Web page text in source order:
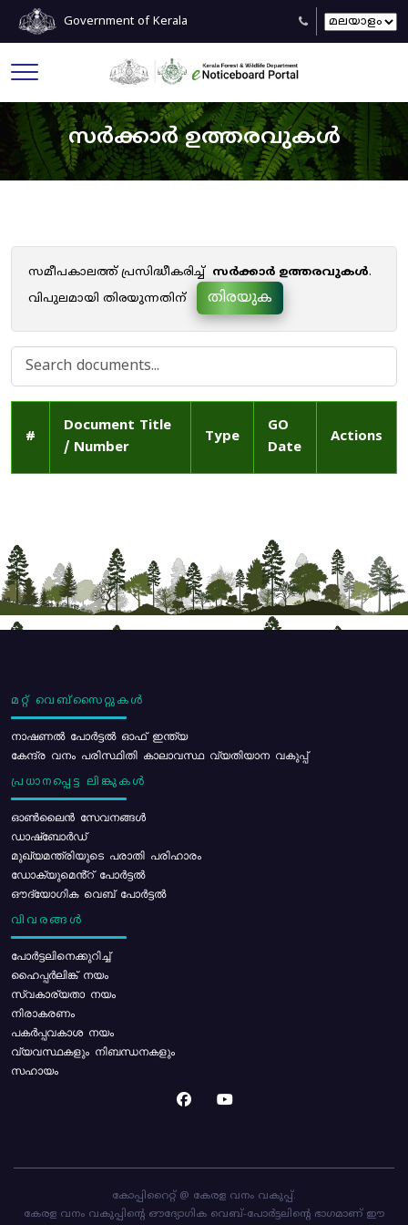
Government of Kerala
സർക്കാർ ഉത്തരവുകൾ
സമീപകാലത്ത് പ്രസിദ്ധീകരിച്ച് സർക്കാർ ഉത്തരവുകൾ.
വിപുലമായി തിരയുന്നതിന്
തിരയുക
#
Document Title
/ Number
Type
GO
Date
Actions
മറ്റ് വെബ്സൈറ്റുകൾ
നാഷണൽ പോർട്ടൽ ഓഫ് ഇന്ത്യ
കേന്ദ്ര വനം പരിസ്ഥിതി കാലാവസ്ഥ വ്യതിയാന വകുപ്പ്
പ്രധാനപ്പെട്ട ലിങ്കുകൾ
ഓൺലൈൻ സേവനങ്ങൾ
ഡാഷ്ബോർഡ്
മുഖ്യമന്ത്രിയുടെ പരാതി പരിഹാരം
ഡോക്യുമെൻ്റ് പോർട്ടൽ
ഔദ്യോഗിക വെബ് പോർട്ടൽ
വിവരങ്ങൾ
പോര്‍ട്ടലിനെക്കുറിച്ച്
ഹൈപ്പർലിങ്ക് നയം
സ്വകാര്യതാ നയം
നിരാകരണം
പകർപ്പവകാശ നയം
വ്യവസ്ഥകളും നിബന്ധനകളും
സഹായം
കോപ്പിറൈറ്റ് @ കേരള വനം വകുപ്പ്.
കേരള വനം വകുപ്പിന്റെ ഔദ്യോഗിക വെബ്-പോർട്ടലിന്റെ ഭാഗമാണ് ഈ